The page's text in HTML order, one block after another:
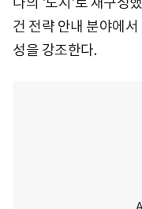
건 전략 안내 분야에
성을 강조한다.